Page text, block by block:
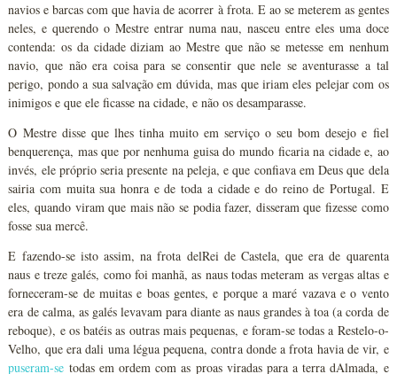
navios e barcas com que havia de acorrer à frota. E ao se meterem as gentes
neles, e querendo o Mestre entrar numa nau, nasceu entre eles uma doce
contenda: os da cidade diziam ao Mestre que não se metesse em nenhum
navio, que não era coisa para se consentir que nele se aventurasse a tal
perigo, pondo a sua salvação em dúvida, mas que iriam eles pelejar com os
inimigos e que ele ficasse na cidade, e não os desamparasse.
O Mestre disse que lhes tinha muito em serviço o seu bom desejo e fiel
benquerença, mas que por nenhuma guisa do mundo ficaria na cidade e, ao
invés, ele próprio seria presente na peleja, e que confiava em Deus que dela
sairia com muita sua honra e de toda a cidade e do reino de Portugal. E
eles, quando viram que mais não se podia fazer, disseram que fizesse como
fosse sua mercê.
E fazendo-se isto assim, na frota delRei de Castela, que era de quarenta
naus e treze galés, como foi manhã, as naus todas meteram as vergas altas e
forneceram-se de muitas e boas gentes, e porque a maré vazava e o vento
era de calma, as galés levavam para diante as naus grandes à toa (a corda de
reboque), e os batéis as outras mais pequenas, e foram-se todas a Restelo-o-
Velho, que era dali uma légua pequena, contra donde a frota havia de vir, e
puseram-se todas em ordem com as proas viradas para a terra dAlmada, e